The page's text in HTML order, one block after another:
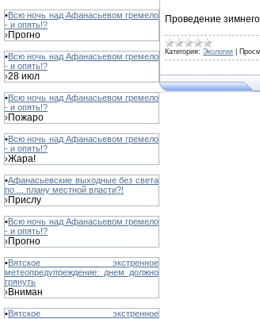
•Всю ночь над Афанасьевом гремело
- и опять!?
›Прогно
•Всю ночь над Афанасьевом гремело
- и опять!?
›28 июл
•Всю ночь над Афанасьевом гремело
- и опять!?
›Пожаро
•Всю ночь над Афанасьевом гремело
- и опять!?
›Жара!
•Афанасьевские выходные без света
по ... плану местной власти?!
›Прислу
•Всю ночь над Афанасьевом гремело
- и опять!?
›Прогно
•Вятское экстренное
метеопредупреждение: днем должно
грянуть
›Вниман
•Вятское экстренное
Проведение
Категория: Экология